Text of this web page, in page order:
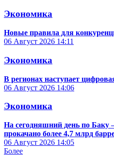
Экономика
Новые правила для
06 Август 2026 14:11
Экономика
В регионах наступает
06 Август 2026 14:06
Экономика
На сегодняшний день по Баку
прокачано более 4,7 млрд
06 Август 2026 14:05
Более